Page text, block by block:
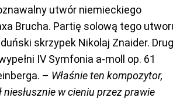
utwór niemieckiego
Brucha. Partię solową tego
skrzypek Nikolaj Znaider.
IV Symfonia a-moll op. 61
– Właśnie ten kompozytor,
w cieniu przez prawie